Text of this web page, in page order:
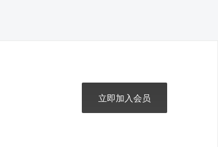
立即加入会员